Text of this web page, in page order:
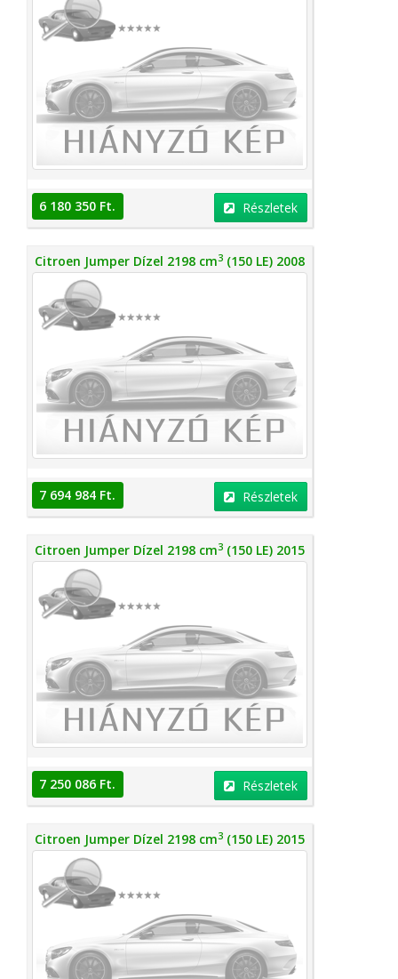
6 180 350 Ft. Részletek
Citroen Jumper Dízel 2198 cm3 (150 LE) 2008
7 694 984 Ft. Részletek
Citroen Jumper Dízel 2198 cm3 (150 LE) 2015
7 250 086 Ft. Részletek
Citroen Jumper Dízel 2198 cm3 (150 LE) 2015